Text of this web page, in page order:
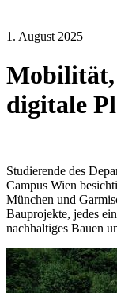
1. August 2025
digitale
Studierende des
Campus Wien
München und
Bauprojekte, jedes
nachhaltiges Bauen